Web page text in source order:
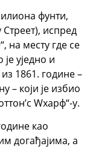
фунти,
испред
на месту где се
уједно и
1861. године –
– који је избио
Wхарф“-у.
као
догађајима, а